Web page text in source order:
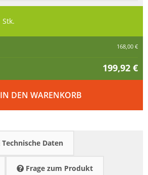
Stk.
168,00 €
199,92 €
IN DEN WARENKORB
Technische Daten
Frage zum Produkt